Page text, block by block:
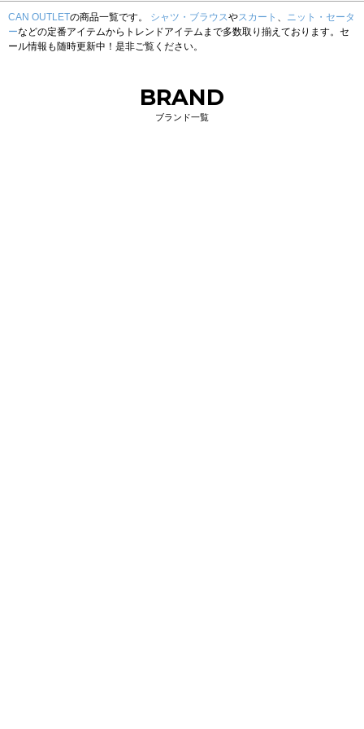
CAN OUTLETの商品一覧です。 シャツ・ブラウスやスカート 、 ニット・セータ
ーなどの定番アイテムからトレンドアイテムまで多数取り揃えております。セ
ール情報も随時更新中！是非ご覧ください。
BRAND
ブランド一覧